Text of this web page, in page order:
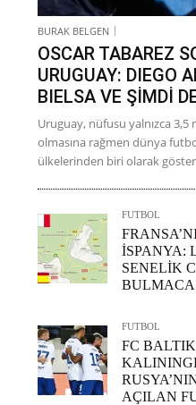
BURAK BELGEN
OSCAR TABAREZ
URUGUAY: DIEGO
BIELSA VE ŞİMDİ
Uruguay, nüfusu yalnızca 3,5
olmasına rağmen dünya
ülkelerinden biri olarak
FUTBOL
İSPANYA:
SENELİK
FUTBOL
FC
AÇILAN